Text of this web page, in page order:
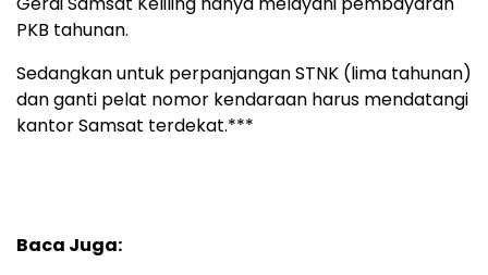
PKB tahunan.
Sedangkan untuk perpanjangan STNK (lima tahunan)
dan ganti pelat nomor kendaraan harus mendatangi
kantor Samsat terdekat.***
Baca Juga: